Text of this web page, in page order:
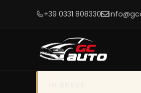
+39 0331 808330